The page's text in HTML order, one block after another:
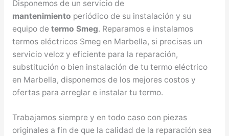
Disponemos de un servicio de
mantenimiento periódico de su instalación y su
equipo de termo Smeg. Reparamos e instalamos
termos eléctricos Smeg en Marbella, si precisas un
servicio veloz y eficiente para la reparación,
substitución o bien instalación de tu termo eléctrico
en Marbella, disponemos de los mejores costos y
ofertas para arreglar e instalar tu termo.
Trabajamos siempre y en todo caso con piezas
originales a fin de que la calidad de la reparación sea